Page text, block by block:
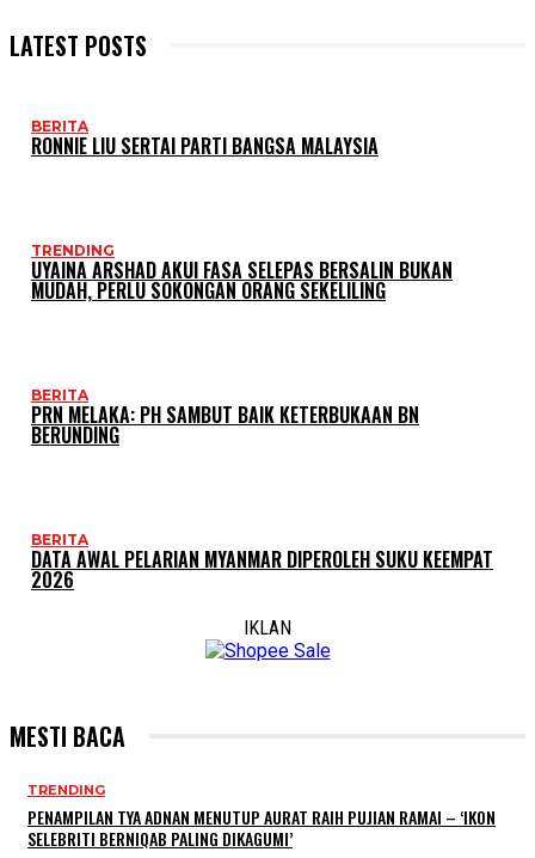
LATEST POSTS
BERITA
RONNIE LIU SERTAI PARTI BANGSA MALAYSIA
TRENDING
UYAINA ARSHAD AKUI FASA SELEPAS BERSALIN BUKAN
MUDAH, PERLU SOKONGAN ORANG SEKELILING
BERITA
PRN MELAKA: PH SAMBUT BAIK KETERBUKAAN BN
BERUNDING
BERITA
DATA AWAL PELARIAN MYANMAR DIPEROLEH SUKU KEEMPAT
2026
IKLAN
MESTI BACA
TRENDING
PENAMPILAN TYA ADNAN MENUTUP AURAT RAIH PUJIAN RAMAI – ‘IKON
SELEBRITI BERNIQAB PALING DIKAGUMI’